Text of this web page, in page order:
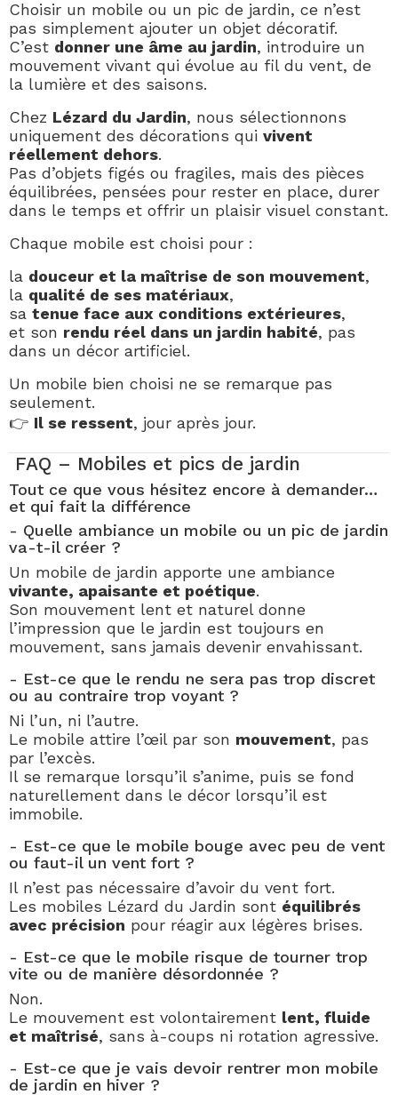
Choisir un mobile ou un pic de jardin, ce n’est
pas simplement ajouter un objet décoratif.
C’est donner une âme au jardin, introduire un
mouvement vivant qui évolue au fil du vent, de
la lumière et des saisons.
Chez Lézard du Jardin, nous sélectionnons
uniquement des décorations qui vivent
réellement dehors.
Pas d’objets figés ou fragiles, mais des pièces
équilibrées, pensées pour rester en place, durer
dans le temps et offrir un plaisir visuel constant.
Chaque mobile est choisi pour :
la douceur et la maîtrise de son mouvement,
la qualité de ses matériaux,
sa tenue face aux conditions extérieures,
et son rendu réel dans un jardin habité, pas
dans un décor artificiel.
Un mobile bien choisi ne se remarque pas
seulement.
👉 Il se ressent, jour après jour.
FAQ – Mobiles et pics de jardin
Tout ce que vous hésitez encore à demander…
et qui fait la différence
- Quelle ambiance un mobile ou un pic de jardin
va-t-il créer ?
Un mobile de jardin apporte une ambiance
vivante, apaisante et poétique.
Son mouvement lent et naturel donne
l’impression que le jardin est toujours en
mouvement, sans jamais devenir envahissant.
- Est-ce que le rendu ne sera pas trop discret
ou au contraire trop voyant ?
Ni l’un, ni l’autre.
Le mobile attire l’œil par son mouvement, pas
par l’excès.
Il se remarque lorsqu’il s’anime, puis se fond
naturellement dans le décor lorsqu’il est
immobile.
- Est-ce que le mobile bouge avec peu de vent
ou faut-il un vent fort ?
Il n’est pas nécessaire d’avoir du vent fort.
Les mobiles Lézard du Jardin sont équilibrés
avec précision pour réagir aux légères brises.
- Est-ce que le mobile risque de tourner trop
vite ou de manière désordonnée ?
Non.
Le mouvement est volontairement lent, fluide
et maîtrisé, sans à-coups ni rotation agressive.
- Est-ce que je vais devoir rentrer mon mobile
de jardin en hiver ?